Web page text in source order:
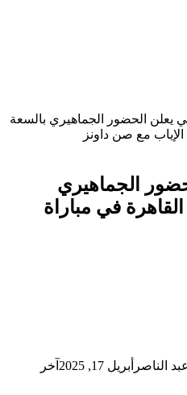
يعلن الحضور الجماهيري بالسعة
الإياب مع صن داونز
الجماهيري
القاهرة في مباراة
الناصر أبريل 17, 2025
آخر